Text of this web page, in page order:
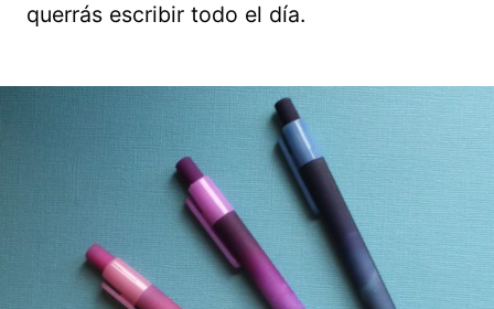
querrás escribir todo el día.